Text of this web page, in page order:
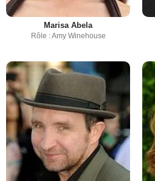
Marisa Abela
Rôle : Amy Winehouse